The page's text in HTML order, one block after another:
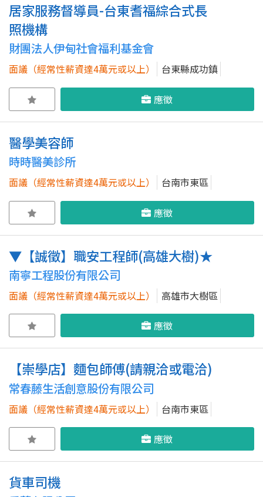
居家服務督導員-台東耆福綜合式長
照機構
財團法人伊甸社會福利基金會
面議（經常性薪資達4萬元或以上） 台東縣成功鎮
應徵
醫學美容師
時時醫美診所
面議（經常性薪資達4萬元或以上） 台南市東區
應徵
▼【誠徵】職安工程師(高雄大樹)★
南寧工程股份有限公司
面議（經常性薪資達4萬元或以上） 高雄市大樹區
應徵
【崇學店】麵包師傅(請親洽或電洽)
常春藤生活創意股份有限公司
面議（經常性薪資達4萬元或以上） 台南市東區
應徵
貨車司機